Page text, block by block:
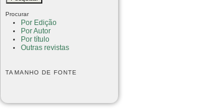
Procurar
Por Edição
Por Autor
Por título
Outras revistas
TAMANHO DE FONTE